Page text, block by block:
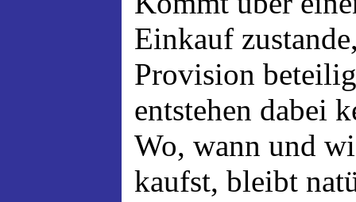
Einkauf
Provision
entstehen dabei
Wo, wann und
kaufst, bleibt